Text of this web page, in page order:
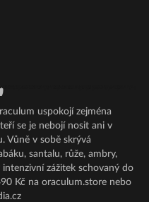
uspokojí zejména
se je nebojí nosit ani v
Vůně v sobě skrývá
santalu, růže, ambry,
zážitek schovaný do
Kč na oraculum.store nebo